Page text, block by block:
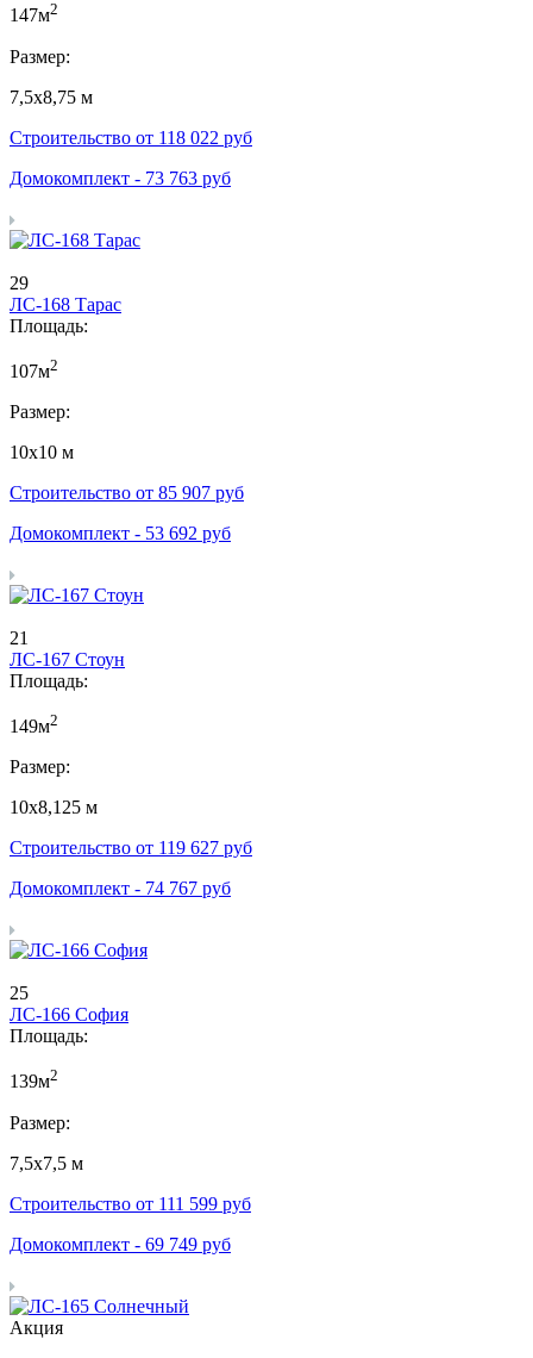
147м2
Размер:
7,5х8,75 м
Строительство от 118 022 руб
Домокомплект - 73 763 руб
29
ЛС-168 Тарас
Площадь:
107м2
Размер:
10х10 м
Строительство от 85 907 руб
Домокомплект - 53 692 руб
21
ЛС-167 Стоун
Площадь:
149м2
Размер:
10х8,125 м
Строительство от 119 627 руб
Домокомплект - 74 767 руб
25
ЛС-166 София
Площадь:
139м2
Размер:
7,5х7,5 м
Строительство от 111 599 руб
Домокомплект - 69 749 руб
Акция